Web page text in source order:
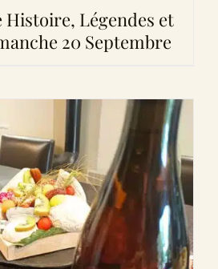
Histoire, Légendes et
20 Septembre